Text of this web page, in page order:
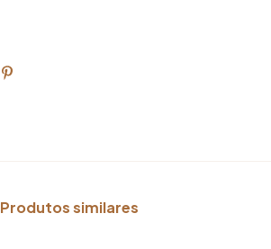
Produtos similares